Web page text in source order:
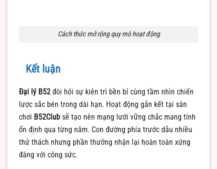
Cách thức mở rộng quy mô hoạt động
Kết luận
Đại lý B52 đòi hỏi sự kiên trì bền bỉ cùng tầm nhìn chiến
lược sắc bén trong dài hạn. Hoạt động gắn kết tại sân
chơi B52Club sẽ tạo nên mạng lưới vững chắc mang tính
ổn định qua từng năm. Con đường phía trước dẫu nhiều
thử thách nhưng phần thưởng nhận lại hoàn toàn xứng
đáng với công sức.